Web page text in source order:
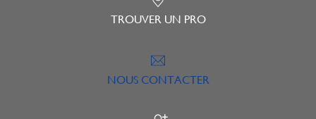
TROUVER UN PRO
NOUS CONTACTER